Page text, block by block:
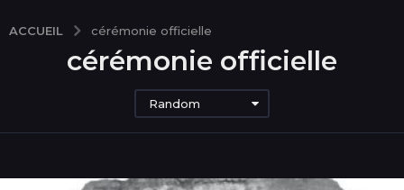
ACCUEIL cérémonie officielle
cérémonie officielle
Random